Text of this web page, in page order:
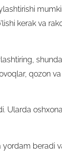
kerak va
qozon
Ularda
yordam beradi